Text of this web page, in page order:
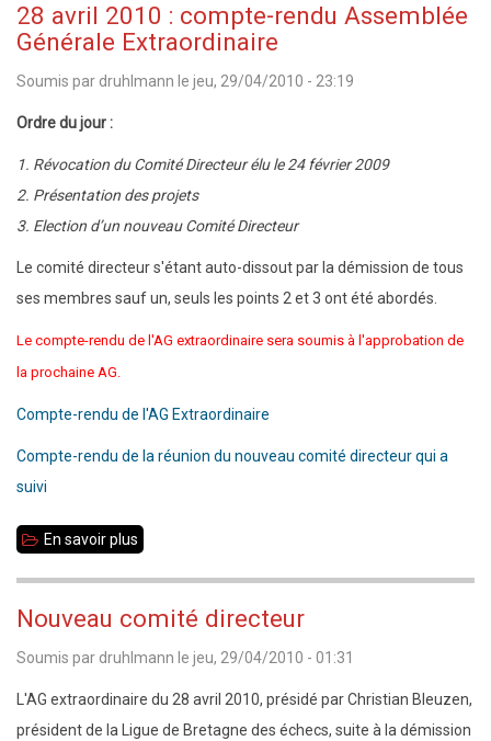
mai
20h
28 avril 2010 : compte-rendu Assemblée
Générale Extraordinaire
Soumis par druhlmann le jeu, 29/04/2010 - 23:19
Ordre du jour :
1. Révocation du Comité Directeur élu le 24 février 2009
2. Présentation des projets
3. Election d’un nouveau Comité Directeur
Le comité directeur s'étant auto-dissout par la démission de tous
ses membres sauf un, seuls les points 2 et 3 ont été abordés.
Le compte-rendu de l'AG extraordinaire sera soumis à l'approbation de
la prochaine AG.
Compte-rendu de l'AG Extraordinaire
Compte-rendu de la réunion du nouveau comité directeur qui a
suivi
En savoir plus
2010
:
compte-
rendu
Nouveau comité directeur
Soumis par druhlmann le jeu, 29/04/2010 - 01:31
L'AG extraordinaire du 28 avril 2010, présidé par Christian Bleuzen,
président de la Ligue de Bretagne des échecs, suite à la démission